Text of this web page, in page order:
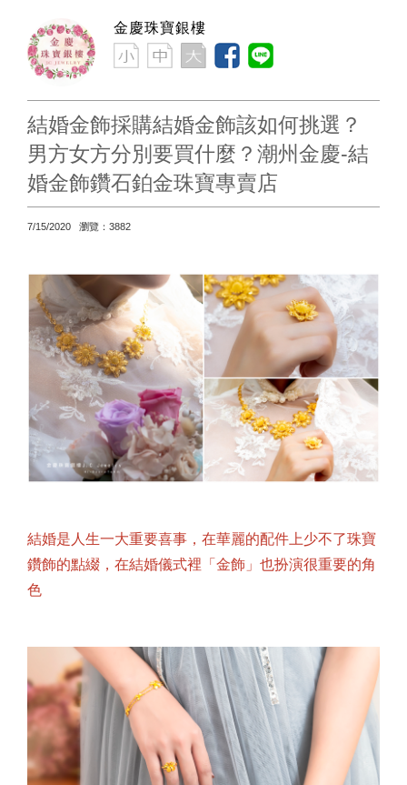
金慶珠寶銀樓
結婚金飾採購結婚金飾該如何挑選？
男方女方分別要買什麼？潮州金慶-結
婚金飾鑽石鉑金珠寶專賣店
7/15/2020 瀏覽：3882
結婚是人生一大重要喜事，在華麗的配件上少不了珠寶
鑽飾的點綴，在結婚儀式裡「金飾」也扮演很重要的角
色